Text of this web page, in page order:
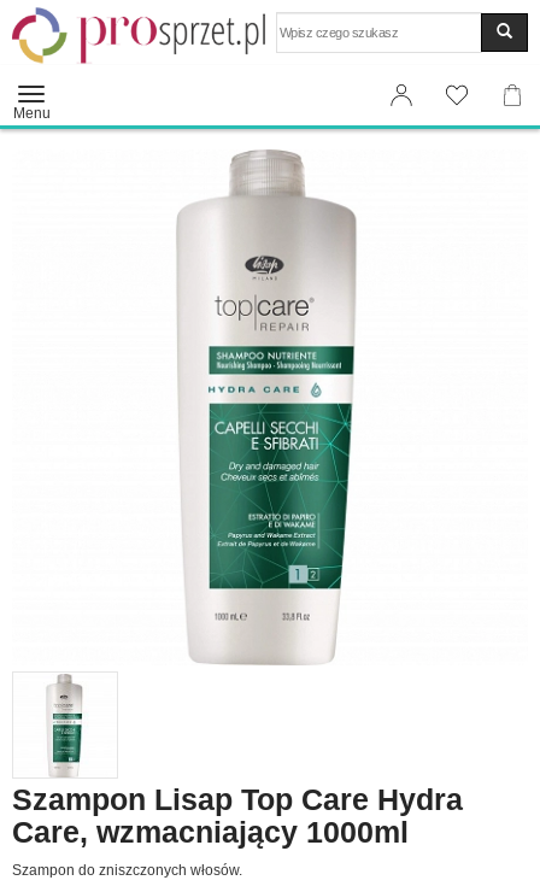
Menu
Szampon Lisap Top Care Hydra
Care, wzmacniający 1000ml
Szampon do zniszczonych włosów.